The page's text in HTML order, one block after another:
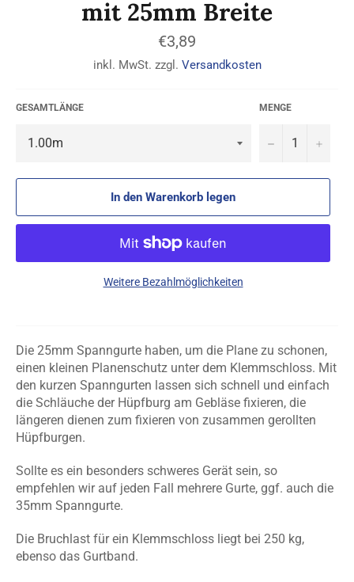
mit 25mm Breite
Normaler
Preis
€3,89
inkl. MwSt. zzgl. Versandkosten
GESAMTLÄNGE MENGE
− +
In den Warenkorb legen
Weitere Bezahlmöglichkeiten
Die 25mm Spanngurte haben, um die Plane zu schonen,
einen kleinen Planenschutz unter dem Klemmschloss. Mit
den kurzen Spanngurten lassen sich schnell und einfach
die Schläuche der Hüpfburg am Gebläse fixieren, die
längeren dienen zum fixieren von zusammen gerollten
Hüpfburgen.
Sollte es ein besonders schweres Gerät sein, so
empfehlen wir auf jeden Fall mehrere Gurte, ggf. auch die
35mm Spanngurte.
Die Bruchlast für ein Klemmschloss liegt bei 250 kg,
ebenso das Gurtband.